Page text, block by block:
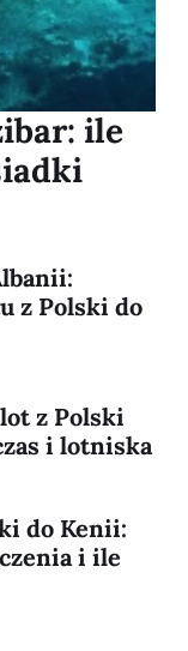
ile
z Polski do
z Polski
i lotniska
do Kenii:
i ile